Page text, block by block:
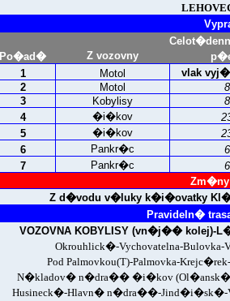
Po�ad�
Z vozovny
1
Motol
vlak
2
Motol
8
3
Kobylisy
8
4
�i�kov
5
�i�kov
6
Pankr�c
6
7
Pankr�c
6
Zm�ny
Z d�vodu v�luky k�i�ovatky
Pravideln�
VOZOVNA KOBYLISY (vn�j�� kolej)-
Okrouhlick�-Vychovatelna-
Pod Palmovkou(T)-Palmovka-
N�kladov� n�dra�� �i�kov (Ol�ansk�
Husineck�-Hlavn� n�dra��-Jind�i�sk�-